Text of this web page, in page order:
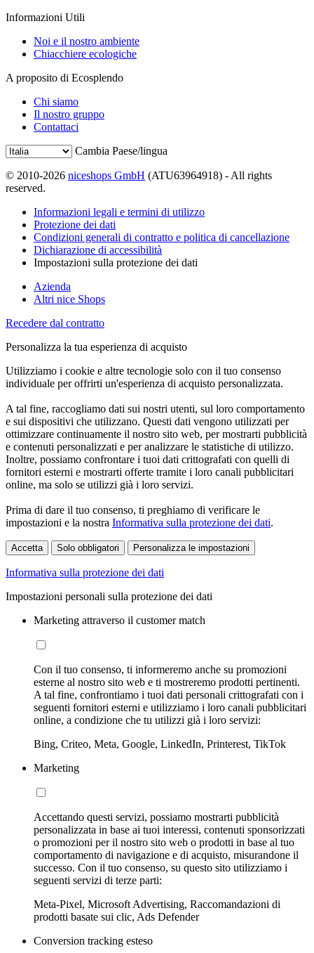
Informazioni Utili
Noi e il nostro ambiente
Chiacchiere ecologiche
A proposito di Ecosplendo
Chi siamo
Il nostro gruppo
Contattaci
Cambia Paese/lingua
© 2010-2026 niceshops GmbH (ATU63964918) - All rights
reserved.
Informazioni legali e termini di utilizzo
Protezione dei dati
Condizioni generali di contratto e politica di cancellazione
Dichiarazione di accessibilità
Impostazioni sulla protezione dei dati
Azienda
Altri nice Shops
Recedere dal contratto
Personalizza la tua esperienza di acquisto
Utilizziamo i cookie e altre tecnologie solo con il tuo consenso
individuale per offrirti un'esperienza di acquisto personalizzata.
A tal fine, raccogliamo dati sui nostri utenti, sul loro comportamento
e sui dispositivi che utilizzano. Questi dati vengono utilizzati per
ottimizzare continuamente il nostro sito web, per mostrarti pubblicità
e contenuti personalizzati e per analizzare le statistiche di utilizzo.
Inoltre, possiamo confrontare i tuoi dati crittografati con quelli di
fornitori esterni e mostrarti offerte tramite i loro canali pubblicitari
online, ma solo se utilizzi già i loro servizi.
Prima di dare il tuo consenso, ti preghiamo di verificare le
impostazioni e la nostra Informativa sulla protezione dei dati.
Accetta Solo obbligatori Personalizza le impostazioni
Informativa sulla protezione dei dati
Impostazioni personali sulla protezione dei dati
Marketing attraverso il customer match
Con il tuo consenso, ti informeremo anche su promozioni
esterne al nostro sito web e ti mostreremo prodotti pertinenti.
A tal fine, confrontiamo i tuoi dati personali crittografati con i
seguenti fornitori esterni e utilizziamo i loro canali pubblicitari
online, a condizione che tu utilizzi già i loro servizi:
Bing, Criteo, Meta, Google, LinkedIn, Printerest, TikTok
Marketing
Accettando questi servizi, possiamo mostrarti pubblicità
personalizzata in base ai tuoi interessi, contenuti sponsorizzati
o promozioni per il nostro sito web o prodotti in base al tuo
comportamento di navigazione e di acquisto, misurandone il
successo. Con il tuo consenso, su questo sito utilizziamo i
seguenti servizi di terze parti:
Meta-Pixel, Microsoft Advertising, Raccomandazioni di
prodotti basate sui clic, Ads Defender
Conversion tracking esteso